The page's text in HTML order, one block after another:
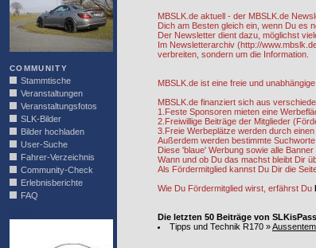
COMMUNITY
Stammtische
Veranstaltungen
Veranstaltungsfotos
SLK-Bilder
Bilder hochladen
User-Suche
Fahrer-Verzeichnis
Community-Check
Erlebnisberichte
FAQ
MBSLK.de aktuell - der MBSLK.de
Dich am Besten gleich ein, wenn Du es
Der Newsletter dient dazu, möglichst
Im Newsletterarchiv (http://
verbreiten, sondern um die Information.
MBSLK.de ist eine freie und
MBSLK.de finanziert sich aus
1.Feste Sponsoren mieten eine
2.Freiwillige Beiträge der Mitglieder
3.Freie Werbeplätze werden durch
Außerdem werden bestimmte
Diese 'blaue' Werbung sowie alle
Wann und ob Du das machst bleibt Dir
Als Fördermitglied kannst Du Dir die
Wie Du Fördermitglied wirst, erfährst Du
Die letzten 50 Beiträge von
Tipps und Technik R170 »